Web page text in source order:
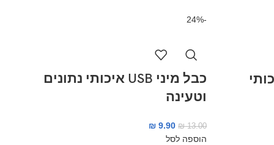
-24%
כבל מיני USB איכותי נתונים
וטעינה
₪13.00
₪ 9.90
הוספה לסל